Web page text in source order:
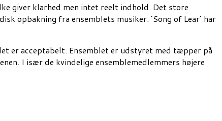
giver klarhed men intet reelt indhold. Det store
opbakning fra ensemblets musiker. ’Song of Lear’ har
er acceptabelt. Ensemblet er udstyret med tæpper på
I især de kvindelige ensemblemedlemmers højere